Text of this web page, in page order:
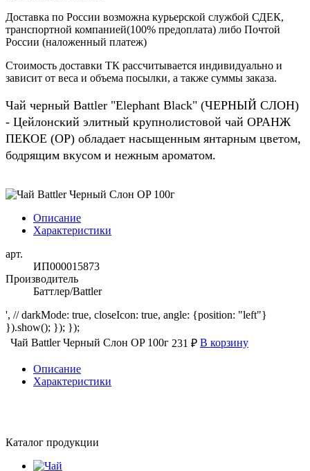
Доставка по России возможна курьерской службой СДЕК,
транспортной компанией(100% предоплата) либо Почтой
России (наложенный платеж)
Стоимость доставки ТК рассчитывается индивидуально и
зависит от веса и объема посылки, а также суммы заказа.
Чай черный Battler "Elephant Black" (ЧЕРНЫЙ СЛОН)
- Цейлонский элитный крупнолистовой чай ОРАНЖ
ПЕКОЕ (ОР) обладает насыщенным янтарным цветом,
бодрящим вкусом и нежным ароматом.
Описание
Характеристики
арт.
ИП000015873
Производитель
Баттлер/Battler
', // darkMode: true, closeIcon: true, angle: {position: "left"}
}).show(); }); });
Чай Battler Черный Слон OP 100г 231 ₽ В корзину
Описание
Характеристики
Каталог продукции